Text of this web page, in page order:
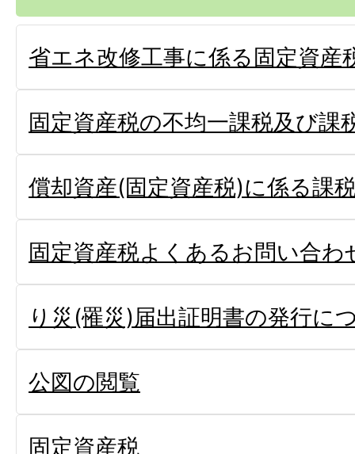
省エネ改修工事に係る固定資産
固定資産税の不均一課税及び課
償却資産(固定資産税)に係る課
固定資産税よくあるお問い合わ
り災(罹災)届出証明書の発行に
公図の閲覧
固定資産税